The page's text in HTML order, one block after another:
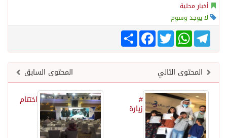
أخبار محلية
لا يوجد وسوم
انشر
FacebookTwitter
WhatsAppTelegram
المحتوى السابق
المحتوى التالي
اختتام
#
زيارة